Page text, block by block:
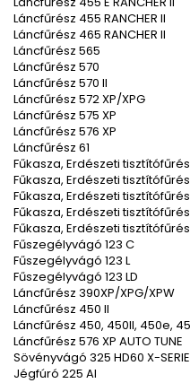
Láncfűrész 455 RANCHER II
Láncfűrész 465 RANCHER II
Láncfűrész 565
Láncfűrész 570
Láncfűrész 570 II
Láncfűrész 572 XP/XPG
Láncfűrész 575 XP
Láncfűrész 576 XP
Láncfűrész 61
Fűkasza, Erdészeti
Fűkasza, Erdészeti
Fűkasza, Erdészeti
Fűkasza, Erdészeti
Fűkasza, Erdészeti
Fűszegélyvágó 123 C
Fűszegélyvágó 123 L
Fűszegélyvágó 123 LD
Láncfűrész 390XP/XPG/XPW
Láncfűrész 450 II
Láncfűrész 450, 450II, 450e,
Láncfűrész 576 XP AUTO TUNE
Sövényvágó 325 HD60 X-
Jégfúró 225 AI